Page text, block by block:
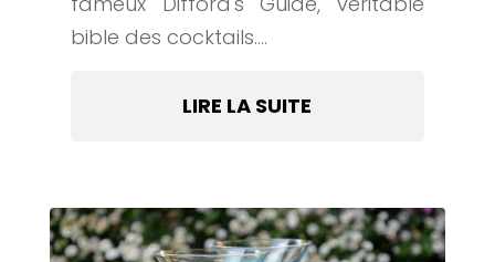
bible des cocktails....
LIRE LA SUITE